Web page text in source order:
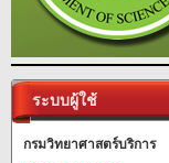
ระบบผู้ใช้
กรมวิทยาศาสตร์บริการ